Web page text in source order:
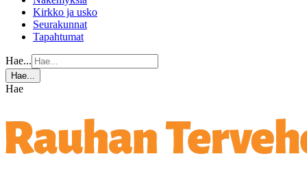
Kirkko ja usko
Seurakunnat
Tapahtumat
Hae...
Hae...
Hae